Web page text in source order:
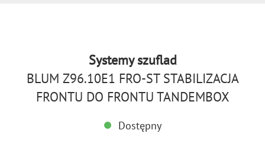
Systemy szuflad
BLUM Z96.10E1 FRO-ST STABILIZACJA
FRONTU DO FRONTU TANDEMBOX
Dostępny